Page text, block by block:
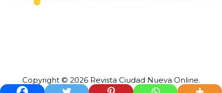
Copyright © 2026 Revista Ciudad Nueva Online.